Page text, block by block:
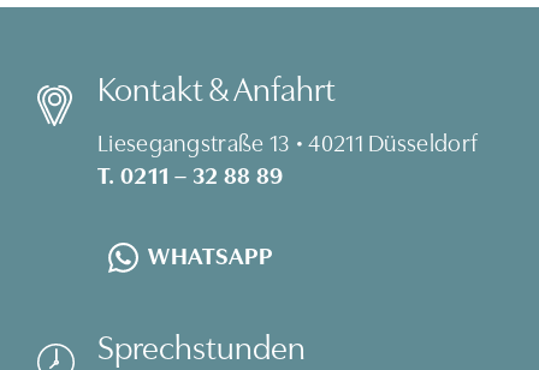
Kontakt & Anfahrt
Liesegangstraße 13 • 40211 Düsseldorf
T. 0211 – 32 88 89
WHATSAPP
Sprechstunden